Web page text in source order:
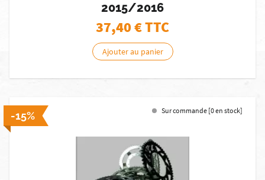
2015/2016
37,40€ TTC
Ajouter au panier
-15% Sur commande [0 en stock]